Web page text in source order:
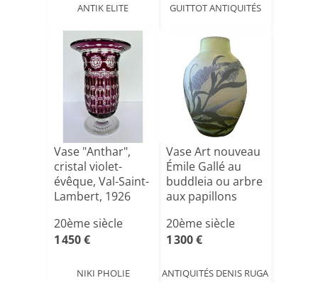
ANTIK ELITE GUITTOT ANTIQUITÉS
Vase "Anthar",
cristal violet-
évêque, Val-Saint-
Lambert, 1926
20ème siècle
1 450 €
NIKI PHOLIE
Vase Art nouveau
Émile Gallé au
buddleia ou arbre
aux papillons
20ème siècle
1 300 €
ANTIQUITÉS DENIS RUGA